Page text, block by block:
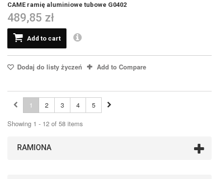
CAME ramię aluminiowe tubowe G0402
489,85 zł
Add to cart
Dodaj do listy życzeń Add to Compare
1 2 3 4
5
Showing 1 - 12 of 58 items
RAMIONA